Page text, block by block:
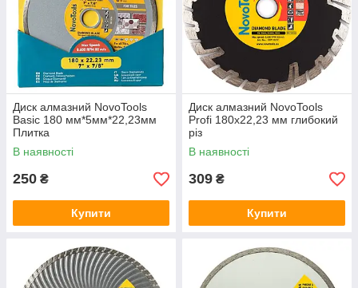
Диск алмазний NovoTools
Basic 180 мм*5мм*22,23мм
Плитка
В наявності
250 ₴
Купити
Диск алмазний NovoTools
Profi 180x22,23 мм глибокий
різ
В наявності
309 ₴
Купити